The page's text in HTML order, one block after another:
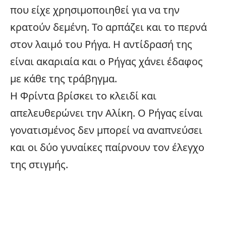
που είχε χρησιμοποιηθεί για να την
κρατούν δεμένη. Το αρπάζει και το περνά
στον λαιμό του Ρήγα. Η αντίδρασή της
είναι ακαριαία και ο Ρήγας χάνει έδαφος
με κάθε της τράβηγμα.
Η Φρίντα βρίσκει το κλειδί και
απελευθερώνει την Αλίκη. Ο Ρήγας είναι
γονατισμένος δεν μπορεί να αναπνεύσει
και οι δύο γυναίκες παίρνουν τον έλεγχο
της στιγμής.